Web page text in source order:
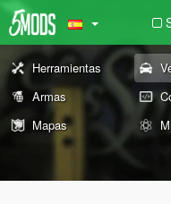
Herramientas
Armas
Mapas